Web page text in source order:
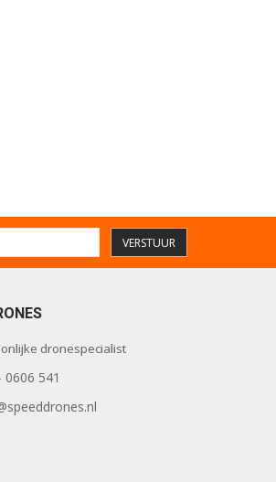
VERSTUUR
dronespecialist
0606 541